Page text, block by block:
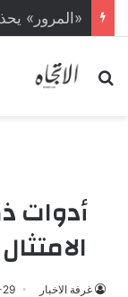
بحث عن
أدوات
الامتثال 94% وخفض البطالة
غرفة الاخبار